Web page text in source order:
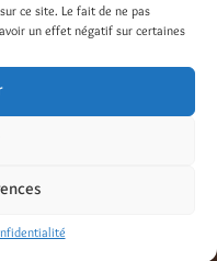
ce site. Le fait de ne pas
un effet négatif sur certaines
Catégories
livres
publiée.
avec*